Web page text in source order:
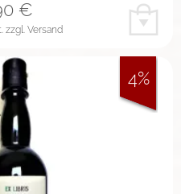
zzgl. Versand
€
4%